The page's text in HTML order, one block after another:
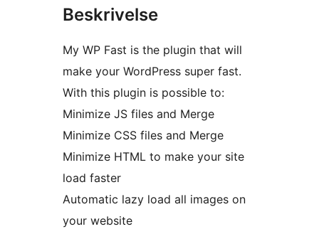
Beskrivelse
My WP Fast is the plugin that will
make your WordPress super fast.
With this plugin is possible to:
Minimize JS files and Merge
Minimize CSS files and Merge
Minimize HTML to make your site
load faster
Automatic lazy load all images on
your website